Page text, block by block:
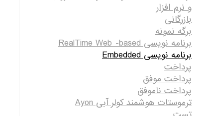
و نرم افزار
بازرگانی
برگه نمونه
برنامه نویسی RealTime Web -based
برنامه نویسی Embedded
پرداخت
پرداخت موفق
پرداخت ناموفق
ترموستات هوشمند کولر آبی Ayon